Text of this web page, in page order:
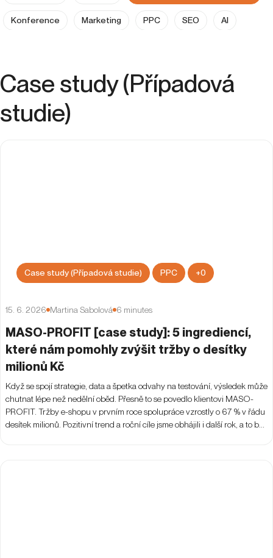
Konference Marketing PPC SEO AI
Kariéra People & Culture UX
Case study (Případová
studie)
15. 6. 2026 Martina Sabolová 6 minutes
MASO-PROFIT [case study]: 5 ingrediencí,
které nám pomohly zvýšit tržby o desítky
milionů Kč
Když se spojí strategie, data a špetka odvahy na testování, výsledek může
chutnat lépe než nedělní oběd. Přesně to se povedlo klientovi MASO-
PROFIT. Tržby e-shopu v prvním roce spolupráce vzrostly o 67 % v řádu
desítek milionů. Pozitivní trend a roční cíle jsme obhájili i další rok, a to bez
Case study (Případová studie) PPC +0